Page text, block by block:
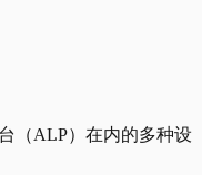
（ALP）在内的多种设